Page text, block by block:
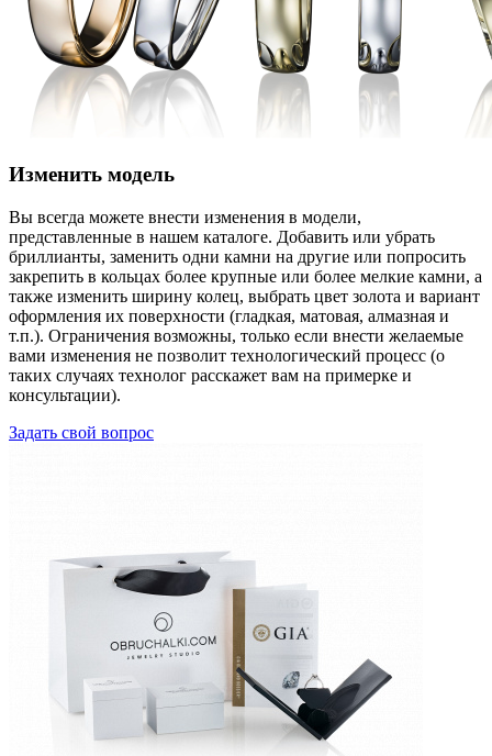
Изменить модель
Вы всегда можете внести изменения в модели,
представленные в нашем каталоге. Добавить или убрать
бриллианты, заменить одни камни на другие или попросить
закрепить в кольцах более крупные или более мелкие камни, а
также изменить ширину колец, выбрать цвет золота и вариант
оформления их поверхности (гладкая, матовая, алмазная и
т.п.). Ограничения возможны, только если внести желаемые
вами изменения не позволит технологический процесс (о
таких случаях технолог расскажет вам на примерке и
консультации).
Задать свой вопрос